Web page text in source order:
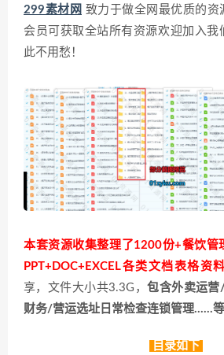
299素材网 致力于做全网最优质的资
会员可获取全站所有资源欢迎加入我
此不用愁！
本套资源收集整理了1200份+餐饮管
PPT+DOC+EXCEL各类文档表格资
享，文件大小共3.3G，包含外卖运
财务/营运选址日常检查连锁管理……等
目录如下